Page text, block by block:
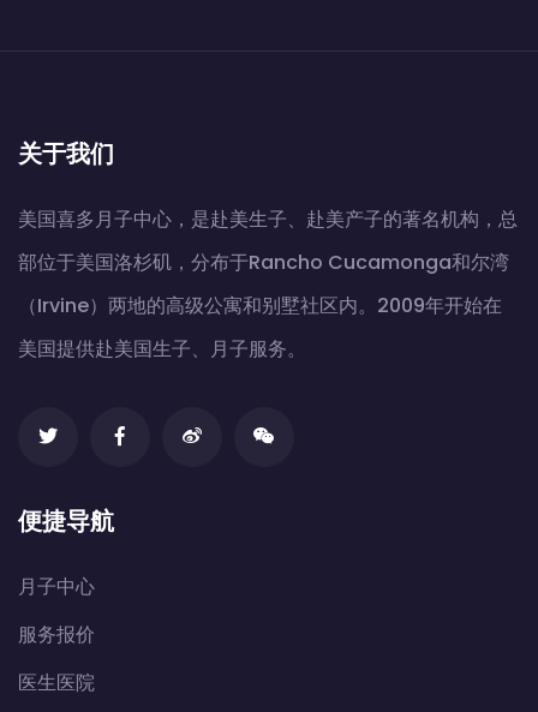
关于我们
美国喜多月子中心，是赴美生子、赴美产子的著名机构，总
部位于美国洛杉矶，分布于Rancho Cucamonga和尔湾
（Irvine）两地的高级公寓和别墅社区内。2009年开始在
美国提供赴美国生子、月子服务。
便捷导航
月子中心
服务报价
医生医院